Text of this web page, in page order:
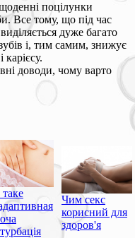
поцілунки
Все тому, що під час
дуже багато
і, тим самим, знижує
карієсу.
доводи, чому варто
Чим секс
корисний для
здоров'я